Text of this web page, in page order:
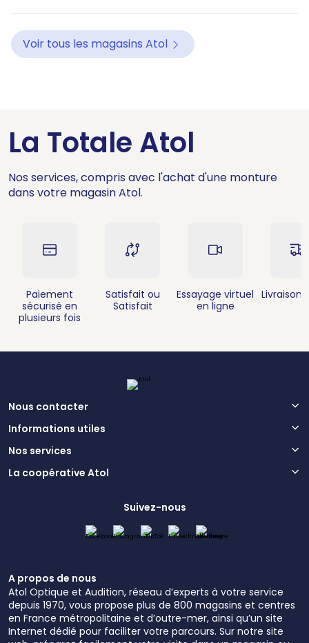
Voir tous les magasins Atol
La Totale Atol
Nos services, compris avec l'achat d'une monture
dans votre magasin Atol.
Paiement
sécurisé en
plusieurs fois
Satisfait ou
Satisfait
Essayage virtuel
en ligne
Livraison
Nous contacter
Informations utiles
Nos services
La coopérative Atol
Suivez-nous
A propos de nous
Atol Optique et Audition, réseau d’experts à votre service
depuis 1970, vous propose plus de 800 magasins et centres
en France métropolitaine et d’outre-mer, ainsi qu’un site
Internet dédié pour faciliter votre parcours. Sur notre site